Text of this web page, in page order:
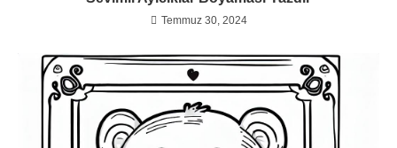
Temmuz 30, 2024